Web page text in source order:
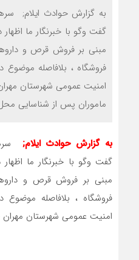
به گزارش حوادث ایلام;
گفت وگو با خبرنگار ما
مبنی بر فروش قرص و
فروشگاه ، بلافاصله موضوع
امنیت عمومی شهرستان
ماموران پس از شناسایی
به گزارش حوادث ایلام;
گفت وگو با خبرنگار ما
مبنی بر فروش قرص و
فروشگاه ، بلافاصله موضوع
امنیت عمومی شهرستان مهران